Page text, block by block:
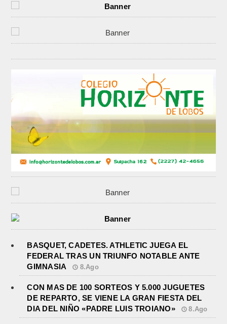
BASQUET, CADETES. ATHLETIC JUEGA EL
FEDERAL TRAS UN TRIUNFO NOTABLE ANTE
GIMNASIA
8.Ago
CON MAS DE 100 SORTEOS Y 5.000 JUGUETES
DE REPARTO, SE VIENE LA GRAN FIESTA DEL
DIA DEL NIÑO «PADRE LUIS TROIANO»
8.Ago